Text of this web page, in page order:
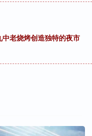
老烧烤创造独特的夜市